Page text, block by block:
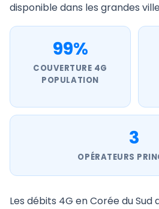
disponible dans les grandes
99%
COUVERTURE 4G
POPULATION
3
OPÉRATEURS
Les débits 4G en Corée du